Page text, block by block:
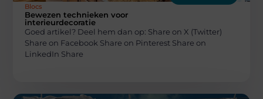
Blocs
Bewezen technieken voor
interieurdecoratie
Goed artikel? Deel hem dan op: Share on X (Twitter)
Share on Facebook Share on Pinterest Share on
LinkedIn Share